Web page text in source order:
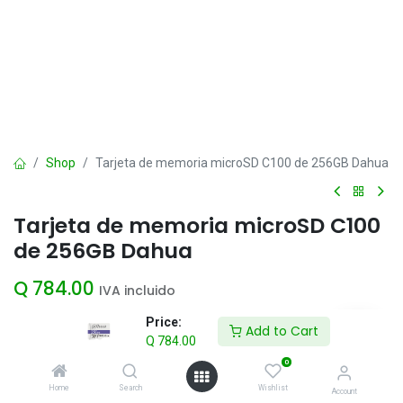
Price:
Q 784.00
Add to Cart
Home Search
0
Wishlist Account
Shop Tarjeta de memoria microSD C100 de 256GB Dahua
Tarjeta de memoria microSD C100
de 256GB Dahua
Q 784.00 IVA incluido
Add to Cart
Agregar a la lista de deseos